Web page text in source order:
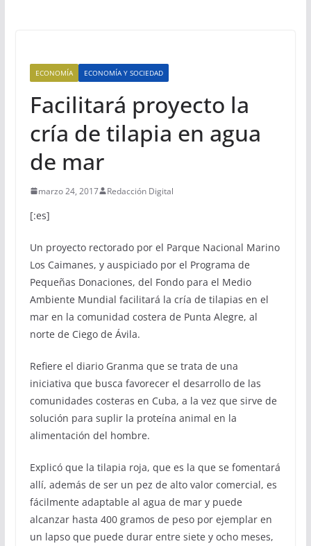
ECONOMÍA ECONOMÍA Y SOCIEDAD
Facilitará proyecto la
cría de tilapia en agua
de mar
marzo 24, 2017 Redacción Digital
[:es]
Un proyecto rectorado por el Parque Nacional Marino
Los Caimanes, y auspiciado por el Programa de
Pequeñas Donaciones, del Fondo para el Medio
Ambiente Mundial facilitará la cría de tilapias en el
mar en la comunidad costera de Punta Alegre, al
norte de Ciego de Ávila.
Refiere el diario Granma que se trata de una
iniciativa que busca favorecer el desarrollo de las
comunidades costeras en Cuba, a la vez que sirve de
solución para suplir la proteína animal en la
alimentación del hombre.
Explicó que la tilapia roja, que es la que se fomentará
allí, además de ser un pez de alto valor comercial, es
fácilmente adaptable al agua de mar y puede
alcanzar hasta 400 gramos de peso por ejemplar en
un lapso que puede durar entre siete y ocho meses,